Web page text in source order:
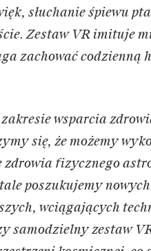
słuchanie śpiewu
Zestaw VR imituje
zachować codzienną
wsparcia
się, że możemy
fizycznego
poszukujemy nowych
wciągających
samodzielny zestaw